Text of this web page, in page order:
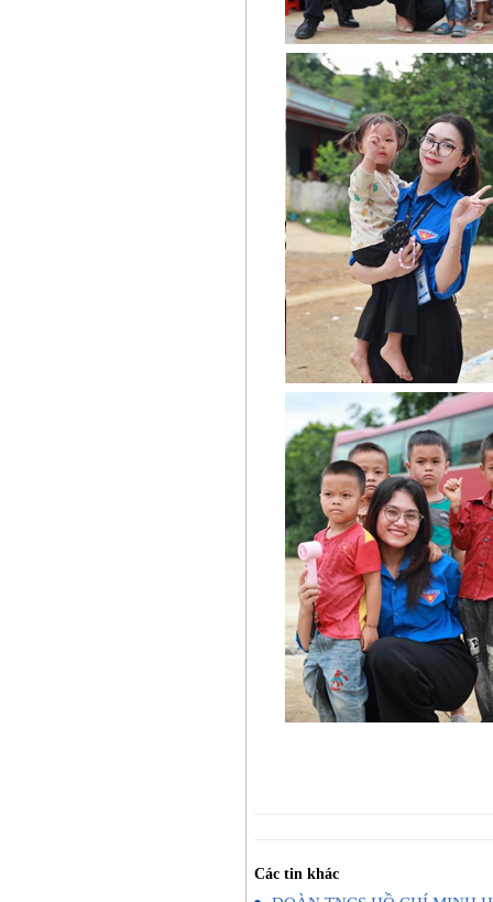
Các tin khác